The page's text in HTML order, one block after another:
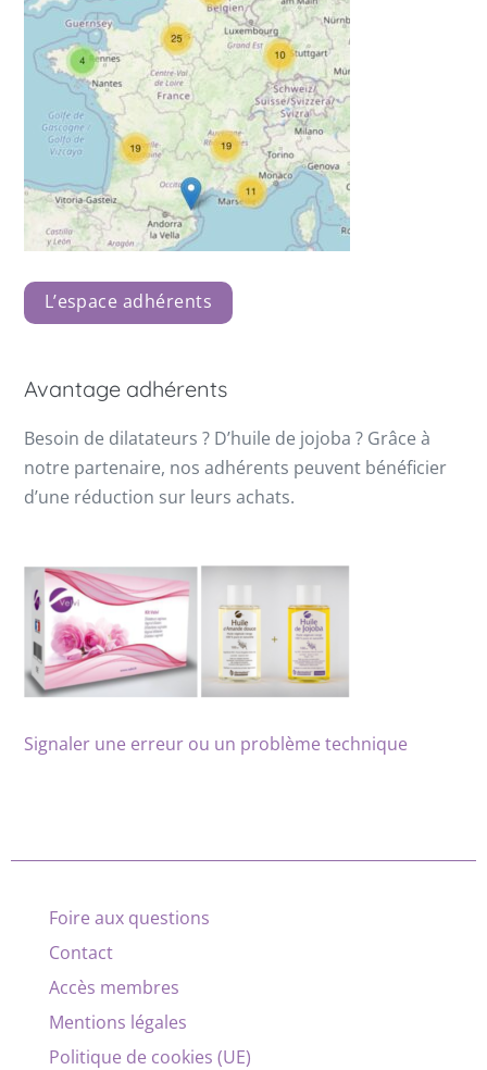
L’espace adhérents
Avantage adhérents
Besoin de dilatateurs ? D’huile de jojoba ? Grâce à
notre partenaire, nos adhérents peuvent bénéficier
d’une réduction sur leurs achats.
Signaler une erreur ou un problème technique
Foire aux questions
Contact
Accès membres
Mentions légales
Politique de cookies (UE)